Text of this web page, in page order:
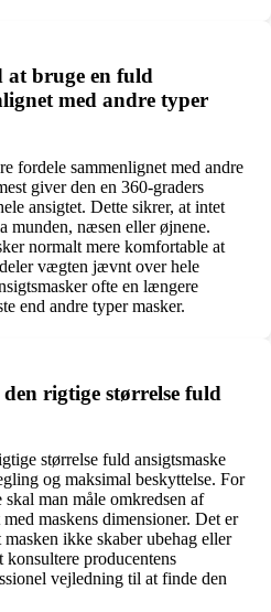
at bruge en fuld
med andre typer
fordele sammenlignet med andre
giver den en 360-graders
ansigtet. Dette sikrer, at intet
munden, næsen eller øjnene.
normalt mere komfortable at
vægten jævnt over hele
ofte en længere
end andre typer masker.
rigtige størrelse fuld
størrelse fuld ansigtsmaske
og maksimal beskyttelse. For
man måle omkredsen af
maskens dimensioner. Det er
ikke skaber ubehag eller
producentens
vejledning til at finde den